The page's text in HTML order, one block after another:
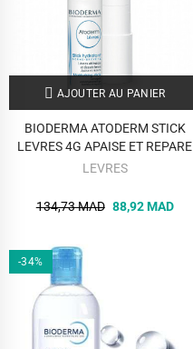
AJOUTER AU PANIER
BIODERMA ATODERM STICK
LEVRES 4G APAISE ET REPARE
LEVRES
134,73 MAD 88,92 MAD
-34%